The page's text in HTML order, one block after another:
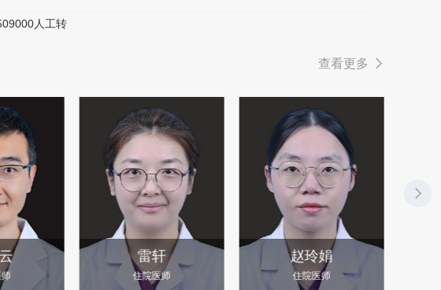
人工转
查看更多
雷轩
住院医师
赵玲娟
住院医师